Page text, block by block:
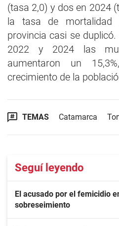
(tasa 2,0) y dos en 2024
la tasa de
provincia casi se
2022 y 2024 las
aumentaron un
crecimiento de la
TEMAS Catamarca
Seguí leyendo
El acusado por el femicidio
sobreseimiento